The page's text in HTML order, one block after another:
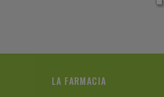
LA FARMACIA